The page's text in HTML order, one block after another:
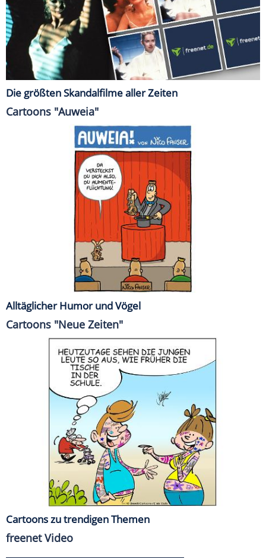
Die größten Skandalfilme aller Zeiten
Cartoons "Auweia"
Alltäglicher Humor und Vögel
Cartoons "Neue Zeiten"
Cartoons zu trendigen Themen
freenet Video